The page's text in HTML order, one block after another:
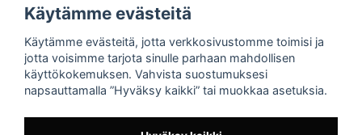
Akustiikkakonsultointi
Asennus
Kysymyksiä ja vastauksia
Tietoportaali
Seuraa pakettiasi täältä
Käytämme evästeitä
Käytämme evästeitä, jotta verkkosivustomme toimisi ja
jotta voisimme tarjota sinulle parhaan mahdollisen
käyttökokemuksen. Vahvista suostumuksesi
napsauttamalla ”Hyväksy kaikki” tai muokkaa asetuksia.